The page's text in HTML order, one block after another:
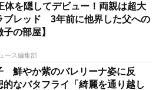
体を隠してデビュー！両親は超大
ブレッド 3年前に他界した父への
の部屋】
ース編集部
鮮やか紫のバレリーナ姿に反
なバタフライ「綺麗を通り越し